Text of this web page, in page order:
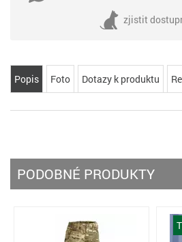
zjistit
Popis Foto Dotazy k produktu
PODOBNÉ PRODUKTY